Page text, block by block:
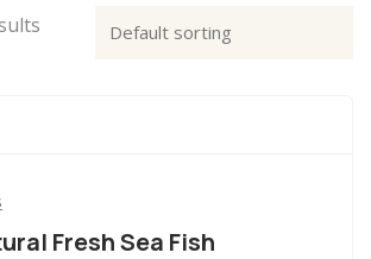
Fresh Sea Fish